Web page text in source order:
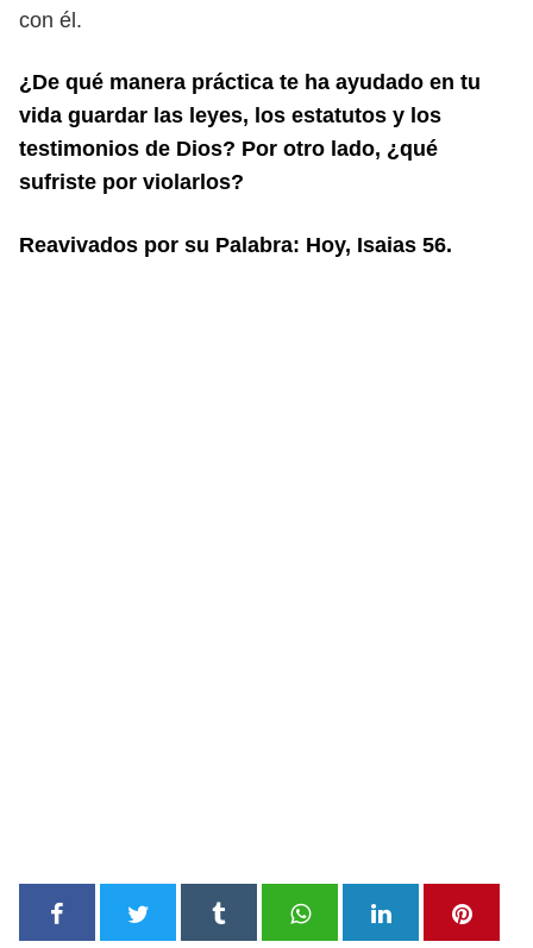
con él.
¿De qué manera práctica te ha ayudado en tu
vida guardar las leyes, los estatutos y los
testimonios de Dios? Por otro lado, ¿qué
sufriste por violarlos?
Reavivados por su Palabra: Hoy, Isaias 56.